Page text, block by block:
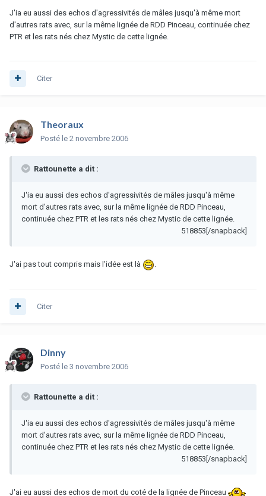
J'ia eu aussi des echos d'agressivités de mâles jusqu'à même mort
d'autres rats avec, sur la même lignée de RDD Pinceau, continuée chez
PTR et les rats nés chez Mystic de cette lignée.
Citer
Theoraux
Posté le 2 novembre 2006
Rattounette a dit :
J'ia eu aussi des echos d'agressivités de mâles jusqu'à même
mort d'autres rats avec, sur la même lignée de RDD Pinceau,
continuée chez PTR et les rats nés chez Mystic de cette lignée.
518853[/snapback]
J'ai pas tout compris mais l'idée est là .
Citer
Dinny
Posté le 3 novembre 2006
Rattounette a dit :
J'ia eu aussi des echos d'agressivités de mâles jusqu'à même
mort d'autres rats avec, sur la même lignée de RDD Pinceau,
continuée chez PTR et les rats nés chez Mystic de cette lignée.
518853[/snapback]
J'ai eu aussi des echos de mort du coté de la lignée de Pinceau